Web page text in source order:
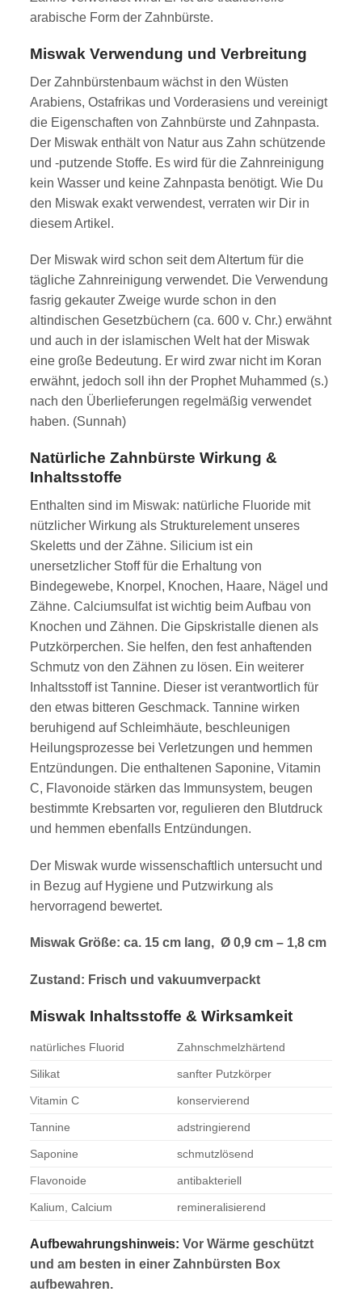
arabische Form der Zahnbürste.
Miswak Verwendung und Verbreitung
Der Zahnbürstenbaum wächst in den Wüsten
Arabiens, Ostafrikas und Vorderasiens und vereinigt
die Eigenschaften von Zahnbürste und Zahnpasta.
Der Miswak enthält von Natur aus Zahn schützende
und -putzende Stoffe. Es wird für die Zahnreinigung
kein Wasser und keine Zahnpasta benötigt. Wie Du
den Miswak exakt verwendest, verraten wir Dir in
diesemArtikel .
Der Miswak wird schon seit dem Altertum für die
tägliche Zahnreinigung verwendet. Die Verwendung
fasrig gekauter Zweige wurde schon in den
altindischen Gesetzbüchern (ca. 600 v. Chr.) erwähnt
und auch in der islamischen Welt hat der Miswak
eine große Bedeutung. Er wird zwar nicht im Koran
erwähnt, jedoch soll ihn der Prophet Muhammed (s.)
nach den Überlieferungen regelmäßig verwendet
haben. (Sunnah)
Natürliche Zahnbürste Wirkung &
Inhaltsstoffe
Enthalten sind im Miswak: natürliche Fluoride mit
nützlicher Wirkung als Strukturelement unseres
Skeletts und der Zähne. Silicium ist ein
unersetzlicher Stoff für die Erhaltung von
Bindegewebe, Knorpel, Knochen, Haare, Nägel und
Zähne. Calciumsulfat ist wichtig beim Aufbau von
Knochen und Zähnen. Die Gipskristalle dienen als
Putzkörperchen. Sie helfen, den fest anhaftenden
Schmutz von den Zähnen zu lösen. Ein weiterer
Inhaltsstoff ist Tannine. Dieser ist verantwortlich für
den etwas bitteren Geschmack. Tannine wirken
beruhigend auf Schleimhäute, beschleunigen
Heilungsprozesse bei Verletzungen und hemmen
Entzündungen. Die enthaltenen Saponine, Vitamin
C, Flavonoide stärken das Immunsystem, beugen
bestimmte Krebsarten vor, regulieren den Blutdruck
und hemmen ebenfalls Entzündungen.
Der Miswak wurde wissenschaftlich untersucht und
in Bezug auf Hygiene und Putzwirkung als
hervorragend bewertet.
Miswak Größe: ca. 15 cm lang, Ø 0,9 cm – 1,8 cm
Zustand: Frisch und vakuumverpackt
Miswak Inhaltsstoffe & Wirksamkeit
natürliches Fluorid Zahnschmelzhärtend
Silikat sanfter Putzkörper
Vitamin C konservierend
Tannine adstringierend
Saponine schmutzlösend
Flavonoide antibakteriell
Kalium, Calcium remineralisierend
Aufbewahrungshinweis: Vor Wärme geschützt
und am besten in einer Zahnbürsten Box
aufbewahren.